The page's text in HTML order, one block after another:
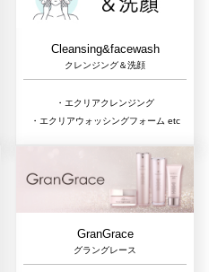
Cleansing&facewash
クレンジング＆洗顔
・エクリアクレンジング
・エクリアウォッシングフォーム etc
GranGrace
グラングレース